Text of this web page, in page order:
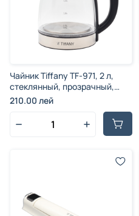
Чайник Tiffany TF-971, 2 л,
стеклянный, прозрачный,
серебристый, 1500 Вт
210.00 лей